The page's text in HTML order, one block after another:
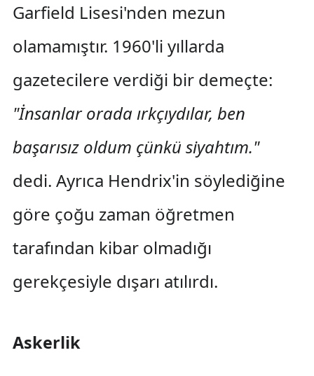
Garfield Lisesi'nden mezun
olamamıştır. 1960'li yıllarda
gazetecilere verdiği bir demeçte:
"İnsanlar orada ırkçıydılar, ben
başarısız oldum çünkü siyahtım."
dedi. Ayrıca Hendrix'in söylediğine
göre çoğu zaman öğretmen
tarafından kibar olmadığı
gerekçesiyle dışarı atılırdı.
Askerlik